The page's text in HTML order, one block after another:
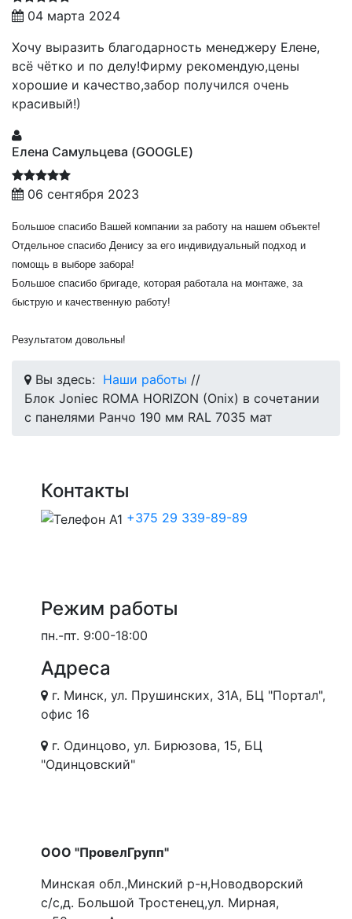
04 марта 2024
Хочу выразить благодарность менеджеру Елене,
всё чётко и по делу!Фирму рекомендую,цены
хорошие и качество,забор получился очень
красивый!)
Елена Самульцева (GOOGLE)
06 сентября 2023
Большое спасибо Вашей компании за работу на нашем объекте!
Отдельное спасибо Денису за его индивидуальный подход и
помощь в выборе забора!
Большое спасибо бригаде, которая работала на монтаже, за
быструю и качественную работу!
Результатом довольны!
Вы здесь: Наши работы //
Блок Joniec ROMA HORIZON (Onix) в сочетании
с панелями Ранчо 190 мм RAL 7035 мат
Контакты
+375 29 339-89-89
Режим работы
пн.-пт. 9:00-18:00
Адреса
г. Минск, ул. Прушинских, 31А, БЦ "Портал",
офис 16
г. Одинцово, ул. Бирюзова, 15, БЦ
"Одинцовский"
ООО "ПровелГрупп"
Минская обл.,Минский р-н,Новодворский
с/с,д. Большой Тростенец,ул. Мирная,